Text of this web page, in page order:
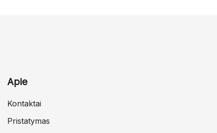
Apie
Kontaktai
Pristatymas